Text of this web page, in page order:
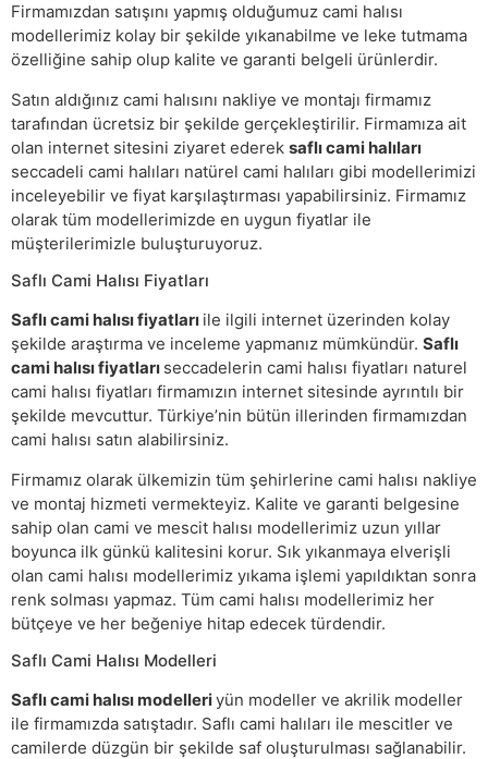
Firmamızdan satışını yapmış olduğumuz cami halısı
modellerimiz kolay bir şekilde yıkanabilme ve leke tutmama
özelliğine sahip olup kalite ve garanti belgeli ürünlerdir.
Satın aldığınız cami halısını nakliye ve montajı firmamız
tarafından ücretsiz bir şekilde gerçekleştirilir. Firmamıza ait
olan internet sitesini ziyaret ederek saflı cami halıları
seccadeli cami halıları natürel cami halıları gibi modellerimizi
inceleyebilir ve fiyat karşılaştırması yapabilirsiniz. Firmamız
olarak tüm modellerimizde en uygun fiyatlar ile
müşterilerimizle buluşturuyoruz.
Saflı Cami Halısı Fiyatları
Saflı cami halısı fiyatları ile ilgili internet üzerinden kolay
şekilde araştırma ve inceleme yapmanız mümkündür. Saflı
cami halısı fiyatları seccadelerin cami halısı fiyatları naturel
cami halısı fiyatları firmamızın internet sitesinde ayrıntılı bir
şekilde mevcuttur. Türkiye’nin bütün illerinden firmamızdan
cami halısı satın alabilirsiniz.
Firmamız olarak ülkemizin tüm şehirlerine cami halısı nakliye
ve montaj hizmeti vermekteyiz. Kalite ve garanti belgesine
sahip olan cami ve mescit halısı modellerimiz uzun yıllar
boyunca ilk günkü kalitesini korur. Sık yıkanmaya elverişli
olan cami halısı modellerimiz yıkama işlemi yapıldıktan sonra
renk solması yapmaz. Tüm cami halısı modellerimiz her
bütçeye ve her beğeniye hitap edecek türdendir.
Saflı Cami Halısı Modelleri
Saflı cami halısı modelleriyün modeller ve akrilik modeller
ile firmamızda satıştadır. Saflı cami halıları ile mescitler ve
camilerde düzgün bir şekilde saf oluşturulması sağlanabilir.